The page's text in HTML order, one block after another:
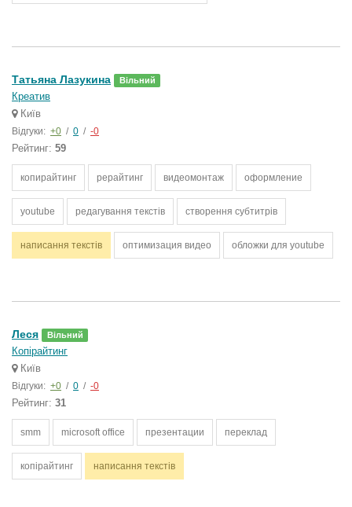
Татьяна Лазукина Вільний
Креатив
Київ
Відгуки: +0 / 0 / -0
Рейтинг: 59
копирайтинг рерайтинг видеомонтаж оформление
youtube редагування текстів створення субтитрів
написання текстів оптимизация видео обложки для youtube
Леся Вільний
Копірайтинг
Київ
Відгуки: +0 / 0 / -0
Рейтинг: 31
smm microsoft office презентации переклад
копірайтинг написання текстів